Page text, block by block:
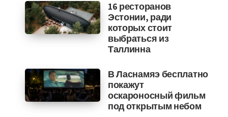
16 ресторанов
Эстонии, ради
которых стоит
выбраться из
Таллинна
В Ласнамяэ бесплатно
покажут
оскароносный фильм
под открытым небом